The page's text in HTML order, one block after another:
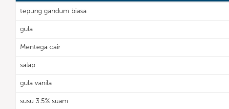
tepung gandum biasa
gula
Mentega cair
salap
gula vanila
susu 3.5% suam